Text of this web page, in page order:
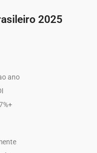
2025
ano